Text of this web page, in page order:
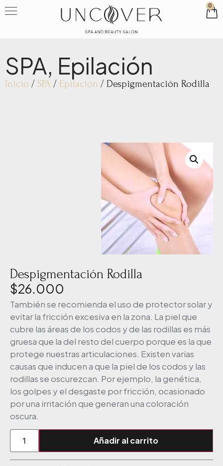
0
SPA, Epilación
Inicio / SPA / Epilación / Despigmentación Rodilla
Despigmentación Rodilla
$26.000
También se recomienda el uso de protector solar y
evitar la fricción excesiva en la zona. La piel que
cubre las áreas de los codos y de las rodillas es más
gruesa que la del resto del cuerpo porque es la que
protege nuestras articulaciones. Existen varias
causas que inducen a que la piel de los codos y las
rodillas se oscurezcan. Por ejemplo, la genética,
los golpes y el desgaste por fricción, ocasionado
por una irritación que generan una coloración
oscura.
Añadir al carrito